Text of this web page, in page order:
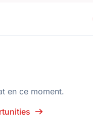
en ce moment.